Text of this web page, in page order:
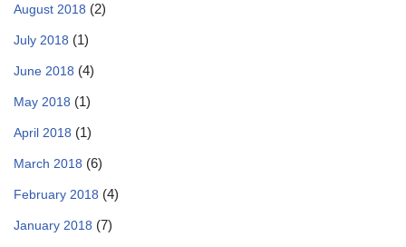
August 2018 (2)
July 2018 (1)
June 2018 (4)
May 2018 (1)
April 2018 (1)
March 2018 (6)
February 2018 (4)
January 2018 (7)